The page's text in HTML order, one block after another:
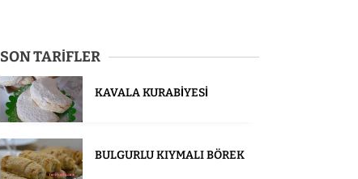
SON TARİFLER
KAVALA KURABİYESİ
BULGURLU KIYMALI BÖREK